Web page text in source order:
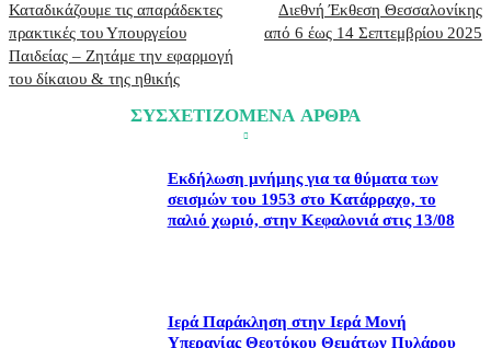
Καταδικάζουμε τις απαράδεκτες
πρακτικές του Υπουργείου
Παιδείας – Ζητάμε την εφαρμογή
του δίκαιου & της ηθικής
Διεθνή Έκθεση Θεσσαλονίκης
από 6 έως 14 Σεπτεμβρίου 2025
ΣΥΣΧΕΤΙΖΟΜΕΝΑ ΑΡΘΡΑ
Εκδήλωση μνήμης για τα θύματα των
σεισμών του 1953 στο Κατάρραχο, το
παλιό χωριό, στην Κεφαλονιά στις 13/08
Ιερά Παράκληση στην Ιερά Μονή
Υπεραγίας Θεοτόκου Θεμάτων Πυλάρου